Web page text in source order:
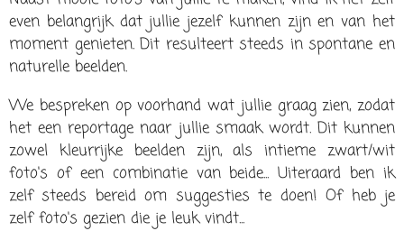
even belangrijk dat jullie jezelf kunnen zijn en van het
moment genieten. Dit resulteert steeds in spontane en
naturelle beelden.
We bespreken op voorhand wat jullie graag zien, zodat
het een reportage naar jullie smaak wordt. Dit kunnen
zowel kleurrijke beelden zijn, als intieme zwart/wit
foto's of een combinatie van beide... Uiteraard ben ik
zelf steeds bereid om suggesties te doen! Of heb je
zelf foto's gezien die je leuk vindt...